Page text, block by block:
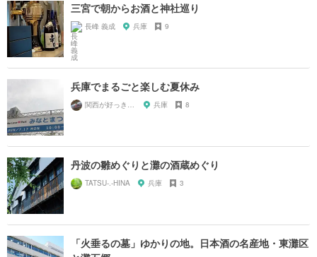
三宮で朝からお酒と神社巡り
長峰 義成 兵庫 9
兵庫でまるごと楽しむ夏休み
関西が好っきゃねん 兵庫 8
丹波の雛めぐりと灘の酒蔵めぐり
TATSU-.-HINA 兵庫 3
「火垂るの墓」ゆかりの地。日本酒の名産地・東灘区